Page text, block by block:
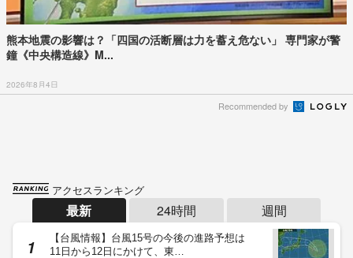
熊本地震の影響は？「四国の活断層は力を蓄え危ない」 専門家が警
鐘《中央構造線》M...
2026年8月4日
Recommended by
アクセスランキング
最新 24時間 週間
【台風情報】台風15号の今後の進路予想は
11日から12日にかけて、東…